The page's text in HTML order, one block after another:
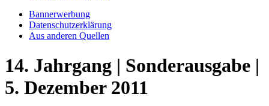
Bannerwerbung
Datenschutzerklärung
Aus anderen Quellen
14. Jahrgang | Sonderausgabe |
5. Dezember 2011